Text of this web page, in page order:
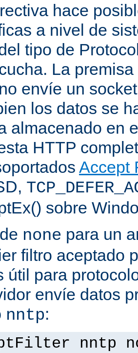
hace
a nivel de
tipo de
La
envíe un
los datos se
almacenado en
HTTP
Accept
sobre
none para un
filtro aceptado
útil para
envíe datos
nntp:
nntp